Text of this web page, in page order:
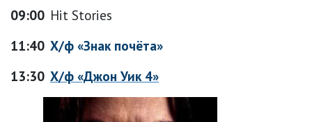
09:00 Hit Stories
11:40 Х/ф «Знак почёта»
13:30 Х/ф «Джон Уик 4»